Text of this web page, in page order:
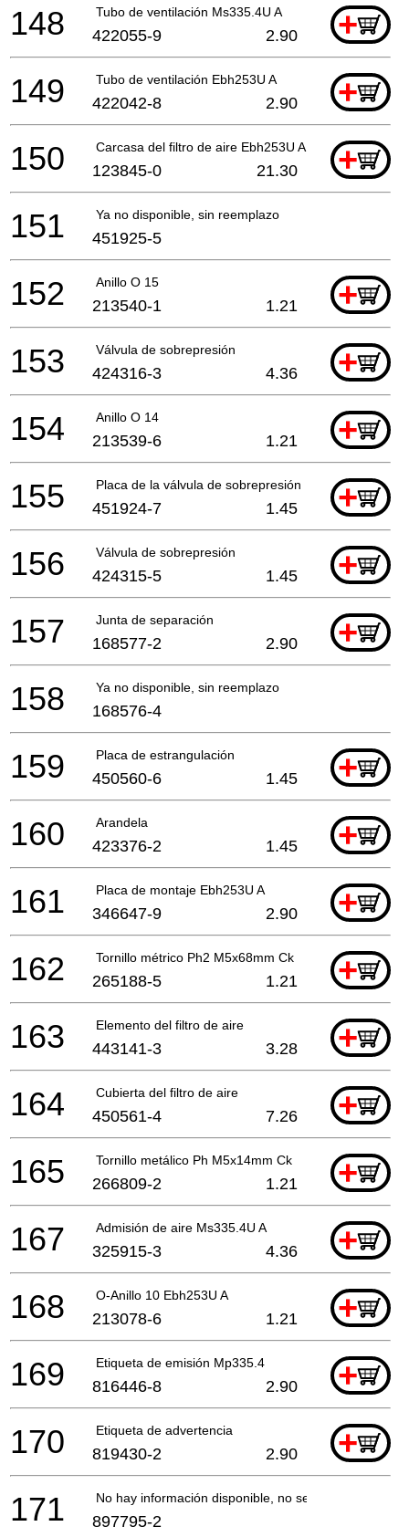
Tubo de ventilación Ms335.4U A +
148 422055-9 2.90
Tubo de ventilación Ebh253U A +
149 422042-8 2.90
Carcasa del filtro de aire Ebh253U A +
150 123845-0 21.30
Ya no disponible, sin reemplazo
151 451925-5
Anillo O 15 +
152 213540-1 1.21
Válvula de sobrepresión +
153 424316-3 4.36
Anillo O 14 +
154 213539-6 1.21
Placa de la válvula de sobrepresión +
155 451924-7 1.45
Válvula de sobrepresión +
156 424315-5 1.45
Junta de separación +
157 168577-2 2.90
Ya no disponible, sin reemplazo
158 168576-4
Placa de estrangulación +
159 450560-6 1.45
Arandela +
160 423376-2 1.45
Placa de montaje Ebh253U A +
161 346647-9 2.90
Tornillo métrico Ph2 M5x68mm Ck +
162 265188-5 1.21
Elemento del filtro de aire +
163 443141-3 3.28
Cubierta del filtro de aire +
164 450561-4 7.26
Tornillo metálico Ph M5x14mm Ck +
165 266809-2 1.21
Admisión de aire Ms335.4U A +
167 325915-3 4.36
O-Anillo 10 Ebh253U A +
168 213078-6 1.21
Etiqueta de emisión Mp335.4 +
169 816446-8 2.90
Etiqueta de advertencia +
170 819430-2 2.90
No hay información disponible, no se puede pedir
171 897795-2